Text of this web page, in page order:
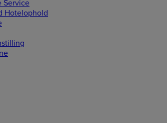
Service
Hotelophold